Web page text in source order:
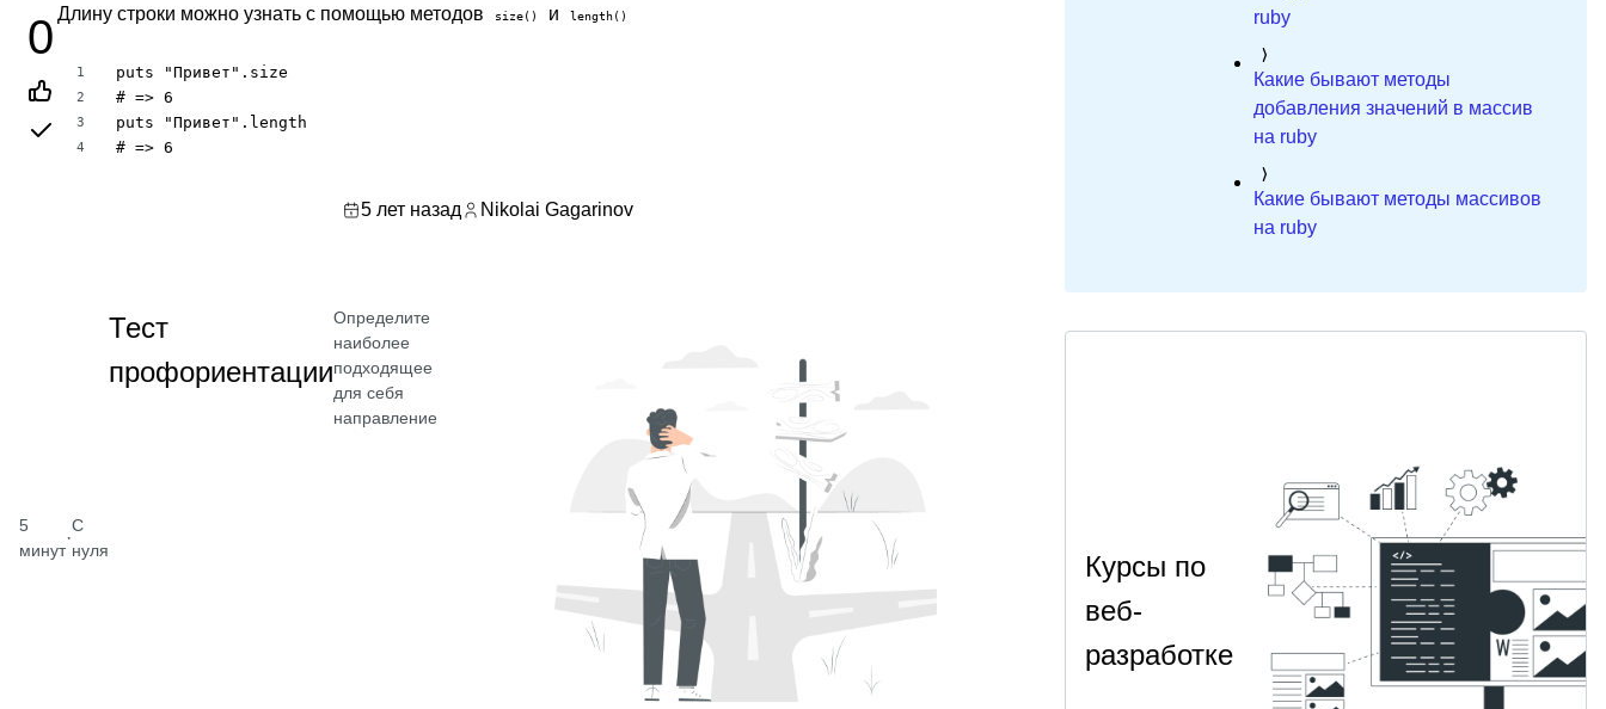
0 Длину строки можно узнать с помощью методов size() и length()
1
2
3
4
puts "Привет".size
# => 6
puts "Привет".length
# => 6
5 лет назад Nikolai Gagarinov
5
минут
·
С
нуля
Тест
профориентации
Определите
наиболее
подходящее
для себя
направление
ruby
Какие бывают методы
добавления значений в массив
на ruby
Какие бывают методы массивов
на ruby
Курсы по
веб-
разработке